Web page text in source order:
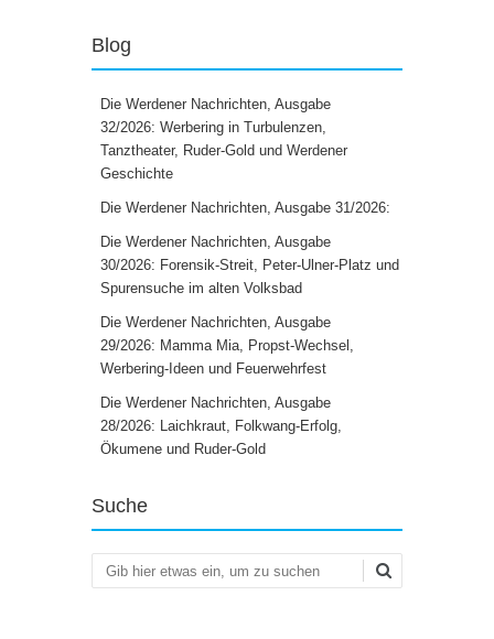
Blog
Die Werdener Nachrichten, Ausgabe
32/2026: Werbering in Turbulenzen,
Tanztheater, Ruder-Gold und Werdener
Geschichte
Die Werdener Nachrichten, Ausgabe 31/2026:
Die Werdener Nachrichten, Ausgabe
30/2026: Forensik-Streit, Peter-Ulner-Platz und
Spurensuche im alten Volksbad
Die Werdener Nachrichten, Ausgabe
29/2026: Mamma Mia, Propst-Wechsel,
Werbering-Ideen und Feuerwehrfest
Die Werdener Nachrichten, Ausgabe
28/2026: Laichkraut, Folkwang-Erfolg,
Ökumene und Ruder-Gold
Suche
Suchen